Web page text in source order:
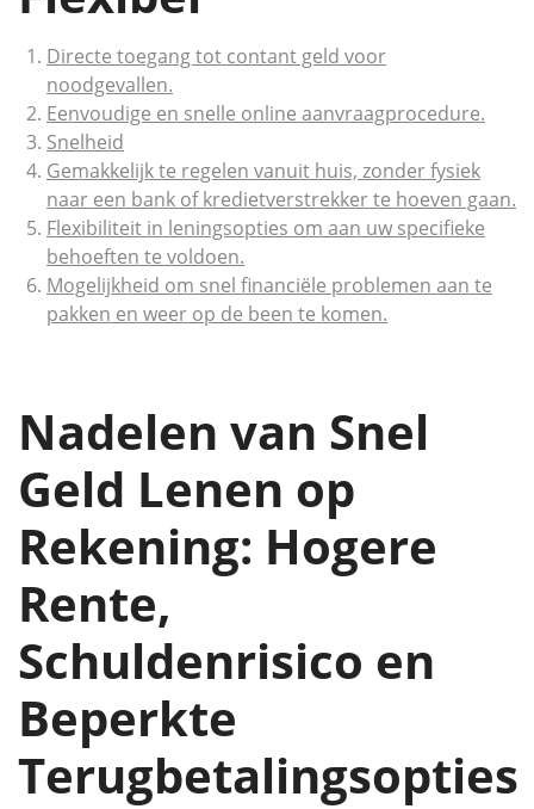
Directe toegang tot contant geld voor
noodgevallen.
Eenvoudige en snelle online aanvraagprocedure.
Snelheid
Gemakkelijk te regelen vanuit huis, zonder fysiek
naar een bank of kredietverstrekker te hoeven gaan.
Flexibiliteit in leningsopties om aan uw specifieke
behoeften te voldoen.
Mogelijkheid om snel financiële problemen aan te
pakken en weer op de been te komen.
Nadelen van Snel
Geld Lenen op
Rekening: Hogere
Rente,
Schuldenrisico en
Beperkte
Terugbetalingsopties